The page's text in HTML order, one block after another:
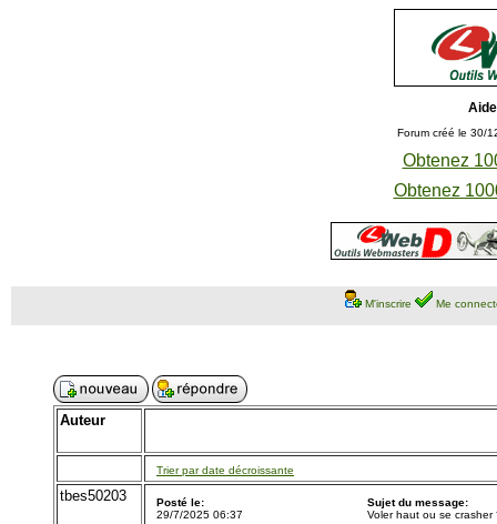
Forum créé le 30/
Obtenez
Obtenez
M'inscrire Me
Auteur
Trier par date décroissante
tbes50203
Posté le:
29/7/2025 06:37
Sujet du message:
Voler haut ou se crasher